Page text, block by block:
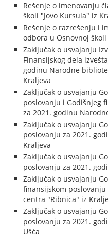
Rešenje o imenovanju
školi "Jovo Kursula" iz
Rešenje o razrešenju i
odbora u Osnovnoj
Zaključak o usvajanju
Finansijskog dela
godinu Narodne
Kraljeva
Zaključak o usvajanju
poslovanju i Godišnjeg
za 2021. godinu
Zaključak o usvajanju
poslovanju za 2021.
Kraljeva
Zaključak o usvajanju
poslovanju za 2021.
Zaključak o usvajanju
finansijskom
centra "Ribnica" iz
Zaključak o usvajanju
poslovanju za 2021.
Ušća